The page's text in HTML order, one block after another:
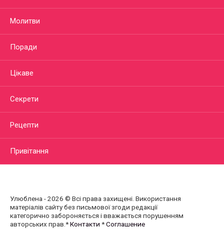
Молитви
Поради
Цікаве
Секрети
Рецепти
Привітання
Улюблена - 2026 © Всі права захищені. Використання
матеріалів сайту без письмової згоди редакції
категорично забороняється і вважається порушенням
авторських прав.*Контакти *Соглашение